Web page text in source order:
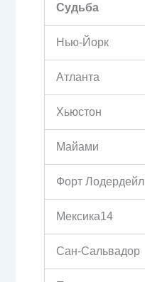
Судьба
Нью-Йорк
Атланта
Хьюстон
Майами
Форт Лодердейл
Мексика14
Сан-Сальвадор